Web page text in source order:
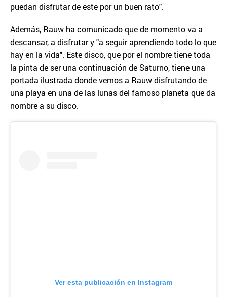
puedan disfrutar de este por un buen rato".
Además, Rauw ha comunicado que de momento va a
descansar, a disfrutar y "a seguir aprendiendo todo lo que
hay en la vida". Este disco, que por el nombre tiene toda
la pinta de ser una continuación de Saturno, tiene una
portada ilustrada donde vemos a Rauw disfrutando de
una playa en una de las lunas del famoso planeta que da
nombre a su disco.
Ver esta publicación en Instagram